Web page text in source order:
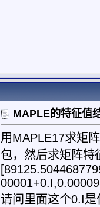
MAPLE的特征值
用MAPLE17求矩
包，然后求矩阵特
请问里面这个0.I